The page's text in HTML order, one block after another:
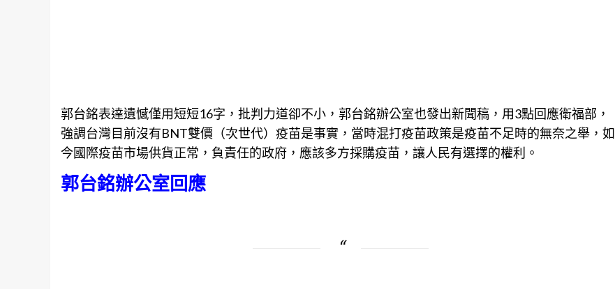
郭台銘表達遺憾僅用短短16字，批判力道卻不小，郭台銘辦公室也發出新聞稿，用3點回應衛福部，
強調台灣目前沒有BNT雙價（次世代）疫苗是事實，當時混打疫苗政策是疫苗不足時的無奈之舉，如
今國際疫苗市場供貨正常，負責任的政府，應該多方採購疫苗，讓人民有選擇的權利。
郭台銘辦公室回應